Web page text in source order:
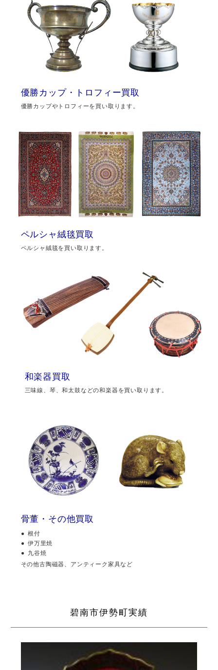
優勝カップ・トロフィー買取
優勝カップやトロフィーを買い取ります。
ペルシャ絨毯買取
ペルシャ絨毯を買い取ります。
和楽器買取
三味線、琴、和太鼓などの和楽器を買い取ります。
骨董・その他買取
根付
伊万里焼
九谷焼
その他古陶磁器、アンティーク家具など
碧南市伊勢町実績